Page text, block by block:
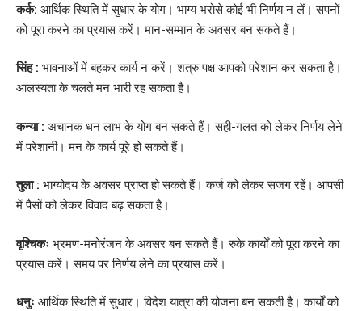
कर्क: आर्थिक स्थिति में सुधार के योग। भाग्य भरोसे कोई भी निर्णय न लें। सपनों
को पूरा करने का प्रयास करें। मान-सम्मान के अवसर बन सकते हैं।
सिंह : भावनाओं में बहकर कार्य न करें। शत्रु पक्ष आपको परेशान कर सकता है।
आलस्यता के चलते मन भारी रह सकता है।
कन्या : अचानक धन लाभ के योग बन सकते हैं। सही-गलत को लेकर निर्णय लेने
में परेशानी। मन के कार्य पूरे हो सकते हैं।
तुला : भाग्योदय के अवसर प्राप्त हो सकते हैं। कर्ज को लेकर सजग रहें। आपसी
में पैसों को लेकर विवाद बढ़ सकता है।
वृश्चिकः भ्रमण-मनोरंजन के अवसर बन सकते हैं। रुके कार्यों को पूरा करने का
प्रयास करें। समय पर निर्णय लेने का प्रयास करें।
धनुः आर्थिक स्थिति में सुधार। विदेश यात्रा की योजना बन सकती है। कार्यों को